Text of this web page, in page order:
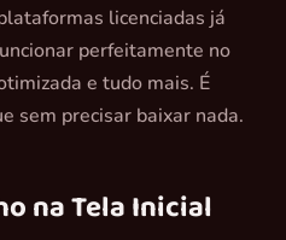
licenciadas já
perfeitamente no
e tudo mais. É
sem precisar baixar nada.
na Tela Inicial